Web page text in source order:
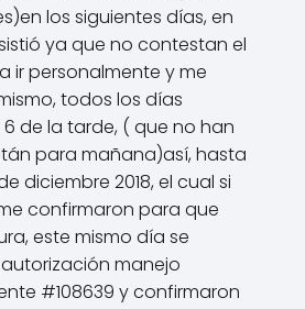
los siguientes días, en
ya que no contestan el
ir personalmente y me
todos los días
de la tarde, ( que no han
para mañana)así, hasta
diciembre 2018, el cual si
confirmaron para que
este mismo día se
manejo
#108639 y confirmaron